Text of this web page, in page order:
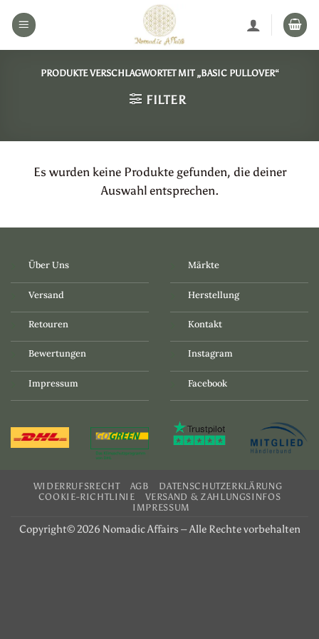
Inhalt
PRODUKTE VERSCHLAGWORTET MIT „BASIC PULLOVER“
FILTER
Es wurden keine Produkte gefunden, die deiner
Auswahl entsprechen.
Über Uns
Versand
Retouren
Bewertungen
Impressum
Märkte
Herstellung
Kontakt
Instagram
Facebook
WIDERRUFSRECHT AGB
DATENSCHUTZERKLÄRUNG
COOKIE-RICHTLINIE
VERSAND & ZAHLUNGSINFOS
IMPRESSUM
Copyright© 2026 Nomadic Affairs – Alle Rechte vorbehalten